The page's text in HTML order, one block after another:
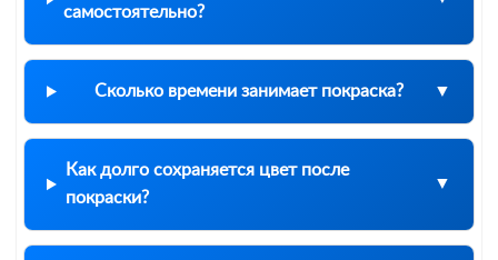
самостоятельно?
Сколько времени занимает покраска?
Как долго сохраняется цвет после
покраски?